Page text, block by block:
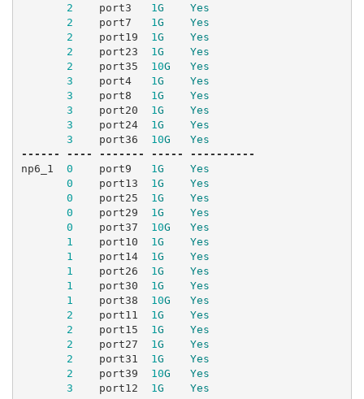
2
port3 1 G
Yes
2
port7 1 G
Yes
2
port19 1 G
Yes
2
port23 1 G
Yes
2
port35 10G
Yes
3
port4 1 G
Yes
3
port8 1 G
Yes
3
port20 1 G
Yes
3
port24 1 G
Yes
3
port36 10G
Yes
------
---- ------- -----
----------
np6_1
0 port9 1 G
Yes
0
port13 1 G
Yes
0
port25 1 G
Yes
0
port29 1 G
Yes
0
port37 10G
Yes
1
port10 1 G
Yes
1
port14 1 G
Yes
1
port26 1 G
Yes
1
port30 1 G
Yes
1
port38 10G
Yes
2
port11 1 G
Yes
2
port15 1 G
Yes
2
port27 1 G
Yes
2
port31 1 G
Yes
2
port39 10G
Yes
3
port12 1 G
Yes